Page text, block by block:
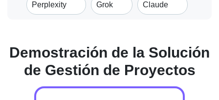
Perplexity Grok Claude
Demostración de la Solución
de Gestión de Proyectos